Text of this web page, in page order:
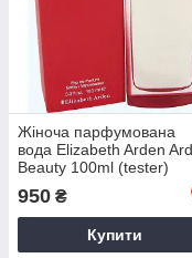
Жіноча парфумована
вода Elizabeth Arden
Beauty 100ml (tester)
950 ₴
Купити